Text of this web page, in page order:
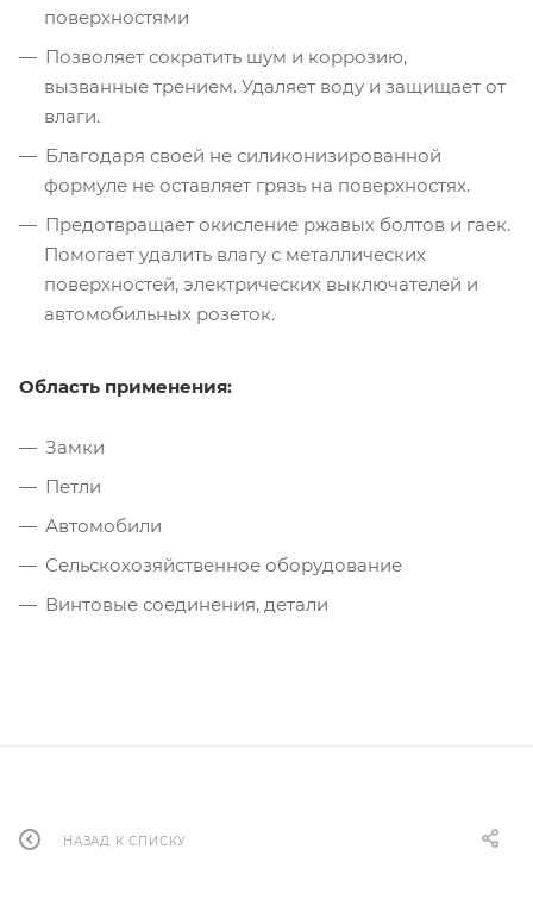
поверхностями
Позволяет сократить шум и коррозию,
вызванные трением. Удаляет воду и защищает от
влаги.
Благодаря своей не силиконизированной
формуле не оставляет грязь на поверхностях.
Предотвращает окисление ржавых болтов и гаек.
Помогает удалить влагу с металлических
поверхностей, электрических выключателей и
автомобильных розеток.
Область применения:
Замки
Петли
Автомобили
Сельскохозяйственное оборудование
Винтовые соединения, детали
НАЗАД К СПИСКУ